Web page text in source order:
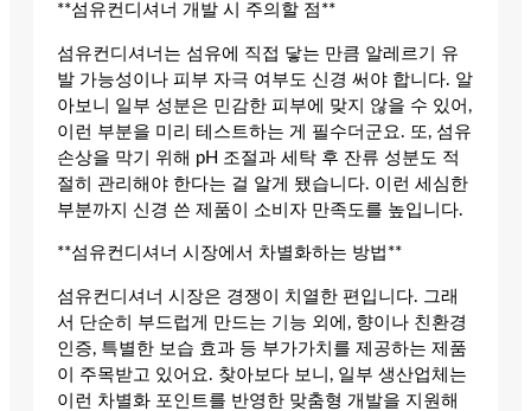
**섬유컨디셔너 개발 시 주의할 점**
섬유컨디셔너는 섬유에 직접 닿는 만큼 알레르기 유
발 가능성이나 피부 자극 여부도 신경 써야 합니다. 알
아보니 일부 성분은 민감한 피부에 맞지 않을 수 있어,
이런 부분을 미리 테스트하는 게 필수더군요. 또, 섬유
손상을 막기 위해 pH 조절과 세탁 후 잔류 성분도 적
절히 관리해야 한다는 걸 알게 됐습니다. 이런 세심한
부분까지 신경 쓴 제품이 소비자 만족도를 높입니다.
**섬유컨디셔너 시장에서 차별화하는 방법**
섬유컨디셔너 시장은 경쟁이 치열한 편입니다. 그래
서 단순히 부드럽게 만드는 기능 외에, 향이나 친환경
인증, 특별한 보습 효과 등 부가가치를 제공하는 제품
이 주목받고 있어요. 찾아보다 보니, 일부 생산업체는
이런 차별화 포인트를 반영한 맞춤형 개발을 지원해